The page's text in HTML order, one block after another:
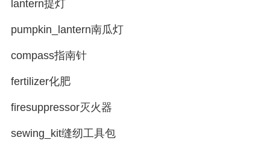
lantern提灯
pumpkin_lantern南瓜灯
compass指南针
fertilizer化肥
firesuppressor灭火器
sewing_kit缝纫工具包